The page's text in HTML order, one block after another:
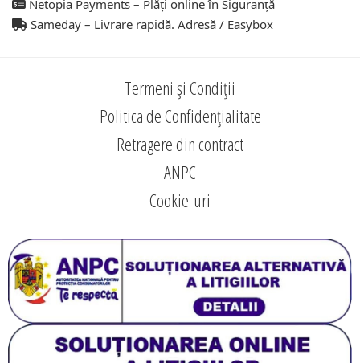
Netopia Payments – Plăți online în Siguranță
Sameday – Livrare rapidă. Adresă / Easybox
Termeni și Condiții
Politica de Confidențialitate
Retragere din contract
ANPC
Cookie-uri